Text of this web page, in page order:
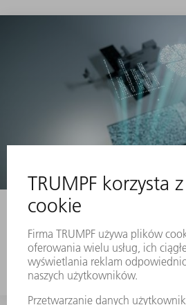
TRUMPF za pomocą
interfejsów OPC UA ze swoim
systemem monitorowania.